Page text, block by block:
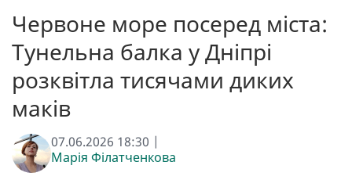
Червоне море посеред міста:
Тунельна балка у Дніпрі
розквітла тисячами диких
маків
07.06.2026 18:30 |
Марія Філатченкова